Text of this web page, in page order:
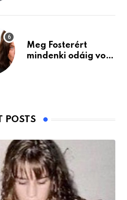
Meg Fosterért
mindenki odáig volt
POSTS